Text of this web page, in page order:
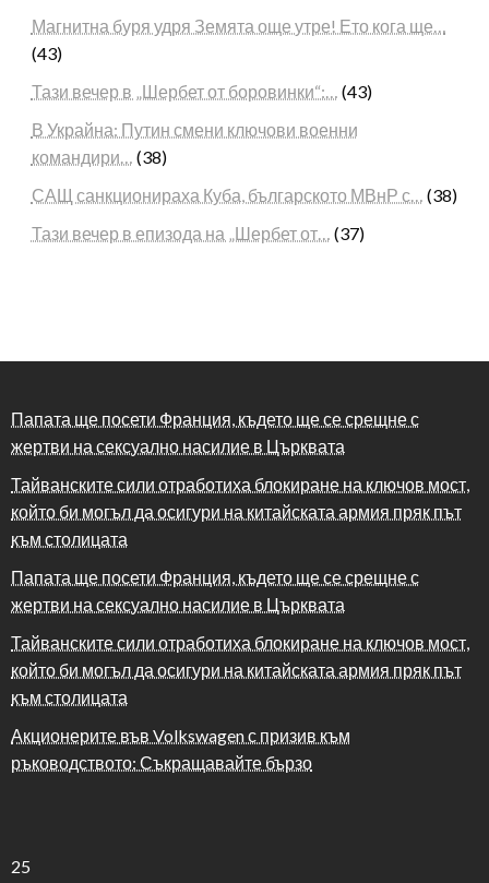
Магнитна буря удря Земята още утре! Ето кога ще…
(43)
Тази вечер в „Шербет от боровинки“:… (43)
В Украйна: Путин смени ключови военни
командири… (38)
САЩ санкционираха Куба, българското МВнР с… (38)
Тази вечер в епизода на „Шербет от… (37)
Папата ще посети Франция, където ще се срещне с
жертви на сексуално насилие в Църквата
Тайванските сили отработиха блокиране на ключов мост,
който би могъл да осигури на китайската армия пряк път
към столицата
Папата ще посети Франция, където ще се срещне с
жертви на сексуално насилие в Църквата
Тайванските сили отработиха блокиране на ключов мост,
който би могъл да осигури на китайската армия пряк път
към столицата
Акционерите във Volkswagen с призив към
ръководството: Съкращавайте бързо
25